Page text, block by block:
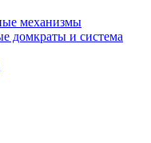
механизмы
домкраты и система